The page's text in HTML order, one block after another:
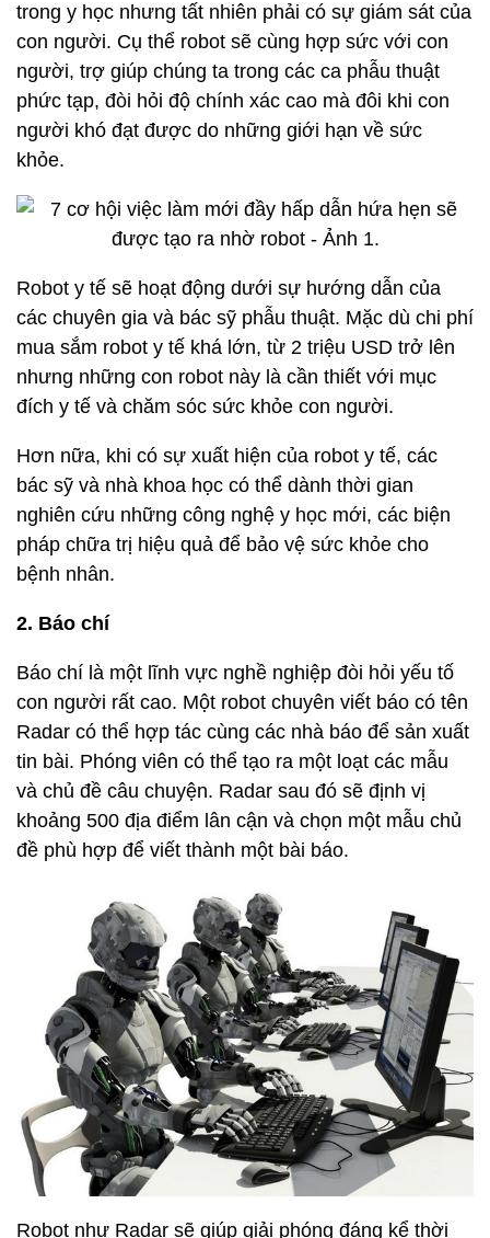
trong y học nhưng tất nhiên phải có sự giám sát của
con người. Cụ thể robot sẽ cùng hợp sức với con
người, trợ giúp chúng ta trong các ca phẫu thuật
phức tạp, đòi hỏi độ chính xác cao mà đôi khi con
người khó đạt được do những giới hạn về sức
khỏe.
Robot y tế sẽ hoạt động dưới sự hướng dẫn của
các chuyên gia và bác sỹ phẫu thuật. Mặc dù chi phí
mua sắm robot y tế khá lớn, từ 2 triệu USD trở lên
nhưng những con robot này là cần thiết với mục
đích y tế và chăm sóc sức khỏe con người.
Hơn nữa, khi có sự xuất hiện của robot y tế, các
bác sỹ và nhà khoa học có thể dành thời gian
nghiên cứu những công nghệ y học mới, các biện
pháp chữa trị hiệu quả để bảo vệ sức khỏe cho
bệnh nhân.
2. Báo chí
Báo chí là một lĩnh vực nghề nghiệp đòi hỏi yếu tố
con người rất cao. Một robot chuyên viết báo có tên
Radar có thể hợp tác cùng các nhà báo để sản xuất
tin bài. Phóng viên có thể tạo ra một loạt các mẫu
và chủ đề câu chuyện. Radar sau đó sẽ định vị
khoảng 500 địa điểm lân cận và chọn một mẫu chủ
đề phù hợp để viết thành một bài báo.
Robot như Radar sẽ giúp giải phóng đáng kể thời